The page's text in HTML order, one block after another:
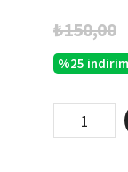
₺150,00
%25 indirim